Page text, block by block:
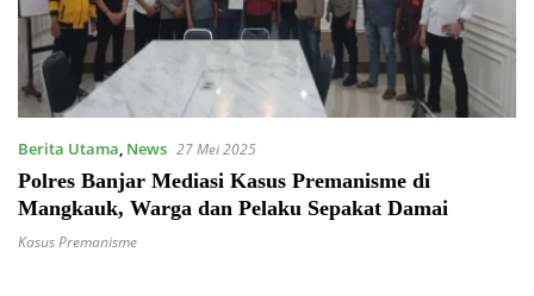
Berita Utama, News 27 Mei 2025
Polres Banjar Mediasi Kasus Premanisme di
Mangkauk, Warga dan Pelaku Sepakat Damai
Kasus Premanisme